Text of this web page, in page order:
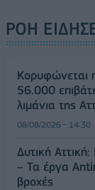
ΡΟΗ
Κορυφώνεται
56.000
λιμάνια της
08/08/2026 - 14:30
Δυτική
– Τα έργα
βροχές